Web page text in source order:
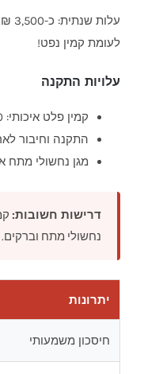
לעומת קמין נפט!
עלויות התקנה
קמין פלט איכותי: 13,000–18,000 ₪
התקנה וחיבור לארובה:
מגן נחשולי מתח איכותי:
דרישות חשובות:
נחשולי מתח וברקים.
יתרונות
חיסכון משמעותי